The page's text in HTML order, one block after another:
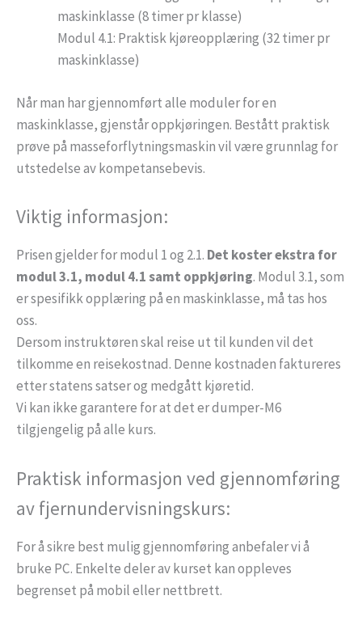
maskinklasse (8 timer pr klasse)
Modul 4.1: Praktisk kjøreopplæring (32 timer pr
maskinklasse)
Når man har gjennomført alle moduler for en
maskinklasse, gjenstår oppkjøringen. Bestått praktisk
prøve på masseforflytningsmaskin vil være grunnlag for
utstedelse av kompetansebevis.
Viktig informasjon:
Prisen gjelder for modul 1 og 2.1. Det koster ekstra for
modul 3.1, modul 4.1 samt oppkjøring. Modul 3.1, som
er spesifikk opplæring på en maskinklasse, må tas hos
oss.
Dersom instruktøren skal reise ut til kunden vil det
tilkomme en reisekostnad. Denne kostnaden faktureres
etter statens satser og medgått kjøretid.
Vi kan ikke garantere for at det er dumper-M6
tilgjengelig på alle kurs.
Praktisk informasjon ved gjennomføring
av fjernundervisningskurs:
For å sikre best mulig gjennomføring anbefaler vi å
bruke PC. Enkelte deler av kurset kan oppleves
begrenset på mobil eller nettbrett.